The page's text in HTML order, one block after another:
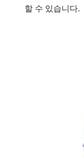
할 수 있습니다.